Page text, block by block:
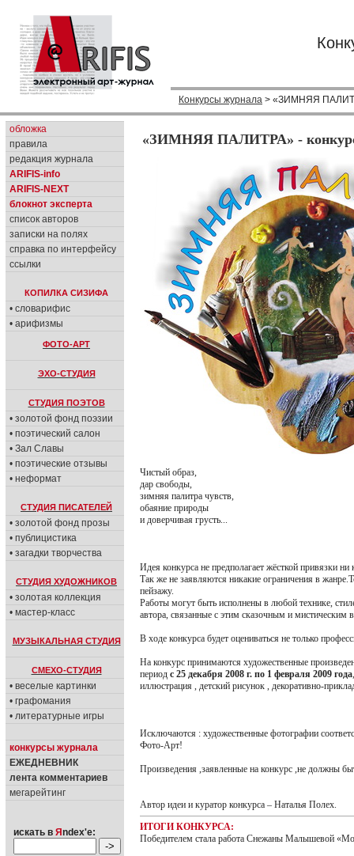
Конкурсы журнала > «ЗИМНЯЯ
обложка
правила
редакция журнала
ARIFIS-info
ARIFIS-NEXT
блокнот эксперта
список авторов
записки на полях
справка по интерфейсу
ссылки
КОПИЛКА СИЗИФА
• словарифис
• арифизмы
ФОТО-АРТ
ЭХО-СТУДИЯ
СТУДИЯ ПОЭТОВ
• золотой фонд поэзии
• поэтический салон
• Зал Славы
• поэтические отзывы
• неформат
СТУДИЯ ПИСАТЕЛЕЙ
• золотой фонд прозы
• публицистика
• загадки творчества
СТУДИЯ ХУДОЖНИКОВ
• золотая коллекция
• мастер-класс
МУЗЫКАЛЬНАЯ СТУДИЯ
СМЕХО-СТУДИЯ
• веселые картинки
• графомания
• литературные игры
конкурсы журнала
ЕЖЕДНЕВНИК
лента комментариев
мегарейтинг
искать в Я ndex'е:
«ЗИМНЯЯ ПАЛИТРА» -
Чистый образ,
дар свободы,
зимняя палитра чувств,
обаяние природы
и доверчивая грусть...
Идея конкурса не предполагает жёсткой привязки
Так же не заявляются никакие ограничения в
пейзажу.
Работы могут быть исполнены в любой технике,
автора, связанные с этим сказочным и мистическим
В ходе конкурса будет оцениваться не только
На конкурс принимаются художественные
период с 25 декабря 2008 г. по 1 февраля 2009 года
иллюстрация , детский рисунок , декоративно-
Исключаются : художественные фотографии
Фото-Арт!
Произведения ,заявленные на конкурс ,не должны
Автор идеи и куратор конкурса – Наталья Полех.
ИТОГИ КОНКУРСА:
Победителем стала работа Снежаны Малышевой